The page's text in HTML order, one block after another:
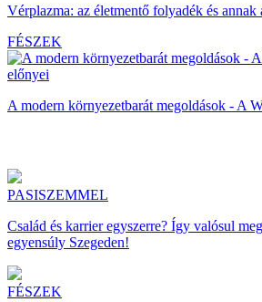
Vérplazma: az életmentő folyadék és annak
FÉSZEK
A modern környezetbarát megoldások - A
PASISZEMMEL
Család és karrier egyszerre? Így valósul
egyensúly Szegeden!
FÉSZEK